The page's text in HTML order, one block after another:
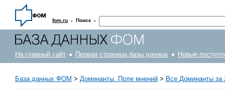
fom.ru · Поиск ·
На главный сайт Первая страница базы данных Новые
База данных ФОМ > Доминанты. Поле мнений > Все Доминанты за